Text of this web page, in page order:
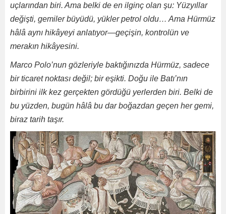
uçlarından biri. Ama belki de en ilginç olan şu: Yüzyıllar
değişti, gemiler büyüdü, yükler petrol oldu… Ama Hürmüz
hâlâ aynı hikâyeyi anlatıyor—geçişin, kontrolün ve
merakın hikâyesini.
Marco Polo’nun gözleriyle baktığınızda Hürmüz, sadece
bir ticaret noktası değil; bir eşikti. Doğu ile Batı’nın
birbirini ilk kez gerçekten gördüğü yerlerden biri. Belki de
bu yüzden, bugün hâlâ bu dar boğazdan geçen her gemi,
biraz tarih taşır.